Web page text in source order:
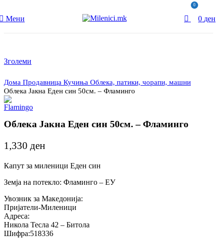
Мени
0
0 ден
Зголеми
Дома Продавница Кучиња Облека, патики, чорапи, машни
Облека Јакна Еден син 50см. – Фламинго
Облека Јакна Еден син 50см. – Фламинго
1,330 ден
Капут за миленици Еден син
Земја на потекло: Фламинго – ЕУ
Увозник за Македонија:
Пријатели-Миленици
Адреса:
Никола Тесла 42 – Битола
Шифра:518336